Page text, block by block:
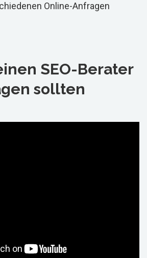
Online-Anfragen
SEO-Berater
sollten